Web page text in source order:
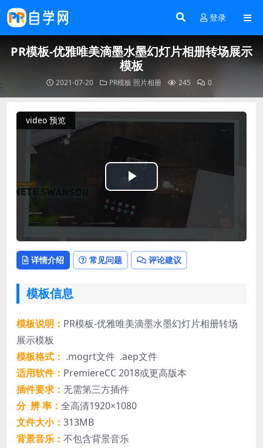
登录
PR模板-优雅唯美滴墨水墨幻灯片相册转场展示
模板
2021-07-20 PR模板 照片相册 245 0
video 预览
Play
Video
详情介绍 常见问题 评论建议
模板信息
模板说明： PR模板-优雅唯美滴墨水墨幻灯片相册转场
展示模板
模板格式： .mogrt文件 .aep文件
适用软件： PremiereCC 2018或更高版本
插件要求： 无需第三方插件
分 辨 率： 全高清1920×1080
文件大小： 313MB
背景音乐： 不包含背景音乐